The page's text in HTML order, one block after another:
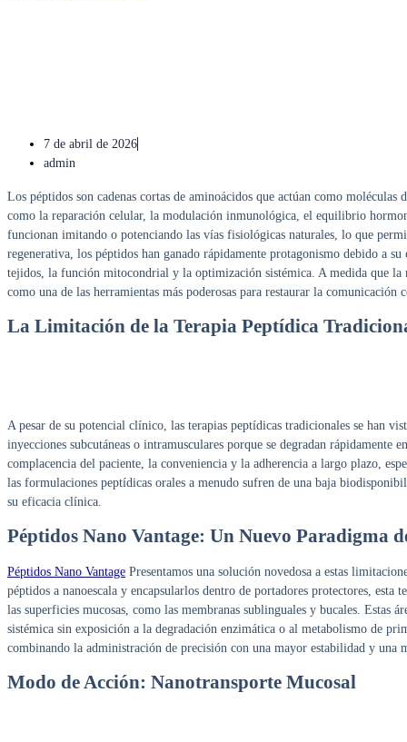
7 de abril de 2026
admin
Los péptidos son cadenas cortas de aminoácidos que actúan como
como la reparación celular, la modulación inmunológica, el equilibrio
funcionan imitando o potenciando las vías fisiológicas naturales, lo que
regenerativa, los péptidos han ganado rápidamente protagonismo debido a
tejidos, la función mitocondrial y la optimización sistémica. A medida que la
como una de las herramientas más poderosas para restaurar la
La Limitación de la Terapia Peptídica
A pesar de su potencial clínico, las terapias peptídicas tradicionales se han
inyecciones subcutáneas o intramusculares porque se degradan
complacencia del paciente, la conveniencia y la adherencia a largo plazo,
las formulaciones peptídicas orales a menudo sufren de una baja
su eficacia clínica.
Péptidos Nano Vantage: Un Nuevo Paradigma
Péptidos Nano Vantage Presentamos una solución novedosa a estas
péptidos a nanoescala y encapsularlos dentro de portadores protectores,
las superficies mucosas, como las membranas sublinguales y bucales. Estas
sistémica sin exposición a la degradación enzimática o al metabolismo de
combinando la administración de precisión con una mayor estabilidad y una
Modo de Acción: Nanotransporte Mucosal